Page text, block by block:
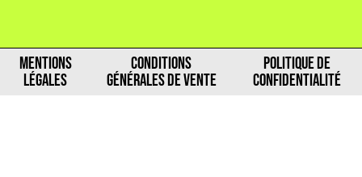
MENTIONS
LÉGALES
CONDITIONS
GÉNÉRALES DE VENTE
POLITIQUE DE
CONFIDENTIALITÉ